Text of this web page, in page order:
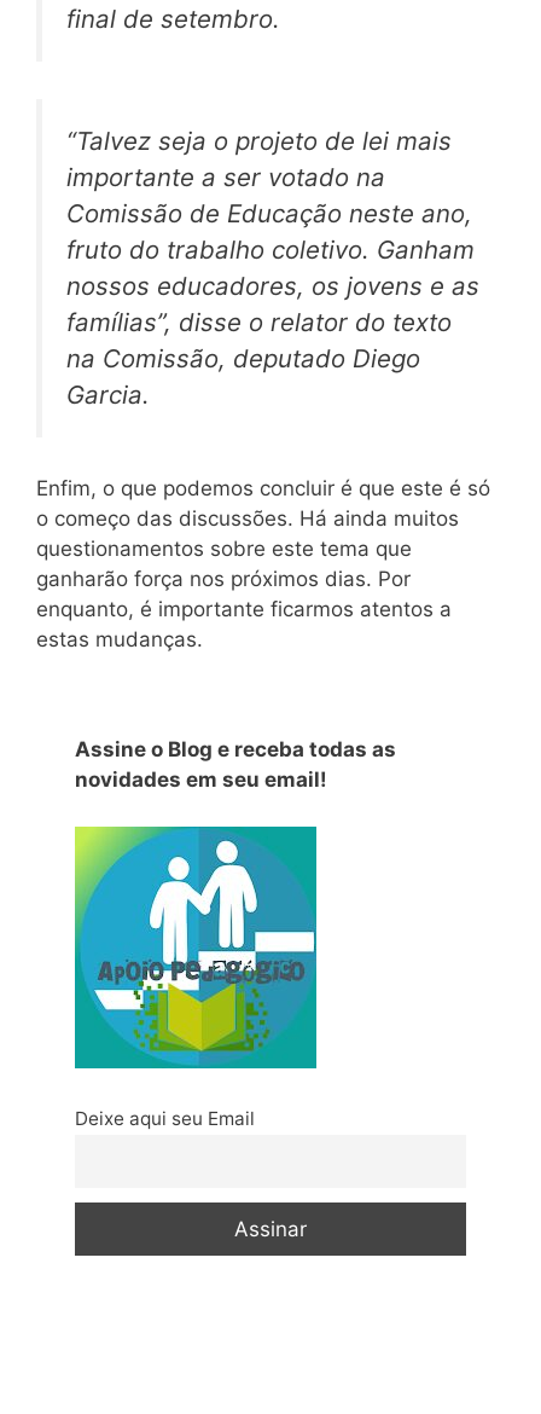
final de setembro.
“Talvez seja o projeto de lei mais
importante a ser votado na
Comissão de Educação neste ano,
fruto do trabalho coletivo. Ganham
nossos educadores, os jovens e as
famílias”, disse o relator do texto
na Comissão, deputado Diego
Garcia.
Enfim, o que podemos concluir é que este é só
o começo das discussões. Há ainda muitos
questionamentos sobre este tema que
ganharão força nos próximos dias. Por
enquanto, é importante ficarmos atentos a
estas mudanças.
Assine o Blog e receba todas as
novidades em seu email!
Deixe aqui seu Email